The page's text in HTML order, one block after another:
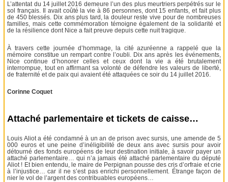
L’attentat du 14 juillet 2016 demeure l’un des plus meurtriers perpétrés sur le
sol français. Il avait coûté la vie à 86 personnes, dont 15 enfants, et fait plus
de 450 blessés. Dix ans plus tard, la douleur reste vive pour de nombreuses
familles, mais cette commémoration témoigne également de la solidarité et
de la résilience dont Nice a fait preuve depuis cette nuit tragique.
À travers cette journée d’hommage, la cité azuréenne a rappelé que la
mémoire constitue un rempart contre l’oubli. Dix ans après les événements,
Nice continue d’honorer celles et ceux dont la vie a été brutalement
interrompue, tout en affirmant sa volonté de défendre les valeurs de liberté,
de fraternité et de paix qui avaient été attaquées ce soir du 14 juillet 2016.
Corinne Coquet
Attaché parlementaire et tickets de caisse…
Louis Aliot a été condamné à un an de prison avec sursis, une amende de 5
000 euros et une peine d’inéligibilité de deux ans avec sursis pour avoir
détourné des fonds européens de leur destination initiale, à savoir payer un
attaché parlementaire… qui n’a jamais été attaché parlementaire du député
Aliot ! Et bien entendu, le maire de Perpignan pousse des cris d’orfraie et crie
à l’injustice… car il ne s’est pas enrichi personnellement. Étrange façon de
nier le vol de l’argent des contribuables européens…